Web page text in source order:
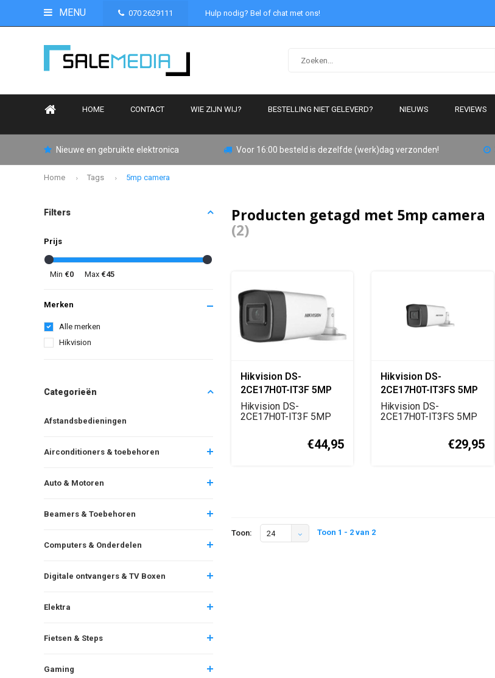
MENU 070 2629111 Hulp nodig? Bel of chat met ons!
HOME CONTACT WIE ZIJN WIJ? BESTELLING NIET GELEVERD? NIEUWS REVIEWS
Nieuwe en gebruikte elektronica Voor 16:00 besteld is dezelfde (werk)dag verzonden!
Home Tags 5mp camera
Filters
Prijs
Min €0 Max €45
Merken
Alle merken
Hikvision
Categorieën
Afstandsbedieningen
Airconditioners & toebehoren
Auto & Motoren
Beamers & Toebehoren
Computers & Onderdelen
Digitale ontvangers & TV Boxen
Elektra
Fietsen & Steps
Gaming
Producten getagd met 5mp camera
(2)
Hikvision DS-
2CE17H0T-IT3F 5MP
Turbo HD Bullet
Camera
Hikvision DS-
2CE17H0T-IT3F 5MP
€44,95
Hikvision DS-
2CE17H0T-IT3FS 5MP
Turbo HD Bullet
Camera
Hikvision DS-
2CE17H0T-IT3FS 5MP
€29,95
Toon: 24 Toon 1 - 2 van 2